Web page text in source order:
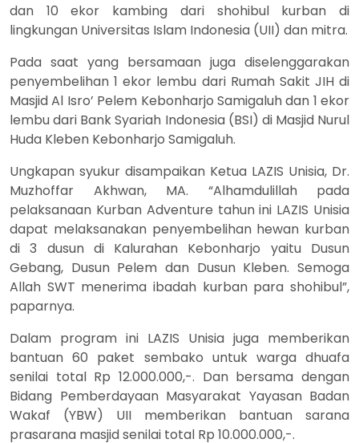
dan 10 ekor kambing dari shohibul kurban di
lingkungan Universitas Islam Indonesia (UII) dan mitra.
Pada saat yang bersamaan juga diselenggarakan
penyembelihan 1 ekor lembu dari Rumah Sakit JIH di
Masjid Al Isro’ Pelem Kebonharjo Samigaluh dan 1 ekor
lembu dari Bank Syariah Indonesia (BSI) di Masjid Nurul
Huda Kleben Kebonharjo Samigaluh.
Ungkapan syukur disampaikan Ketua LAZIS Unisia, Dr.
Muzhoffar Akhwan, MA. “Alhamdulillah pada
pelaksanaan Kurban Adventure tahun ini LAZIS Unisia
dapat melaksanakan penyembelihan hewan kurban
di 3 dusun di Kalurahan Kebonharjo yaitu Dusun
Gebang, Dusun Pelem dan Dusun Kleben. Semoga
Allah SWT menerima ibadah kurban para shohibul”,
paparnya.
Dalam program ini LAZIS Unisia juga memberikan
bantuan 60 paket sembako untuk warga dhuafa
senilai total Rp 12.000.000,-. Dan bersama dengan
Bidang Pemberdayaan Masyarakat Yayasan Badan
Wakaf (YBW) UII memberikan bantuan sarana
prasarana masjid senilai total Rp 10.000.000,-.